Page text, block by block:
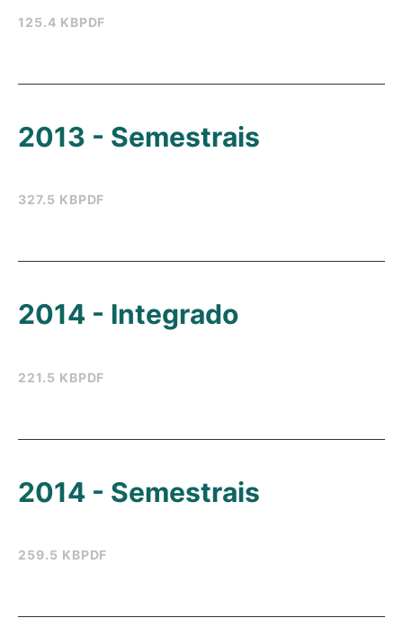
125.4 KBPDF
327.5 KBPDF
2013 - Semestrais
221.5 KBPDF
2014 - Integrado
259.5 KBPDF
2014 - Semestrais